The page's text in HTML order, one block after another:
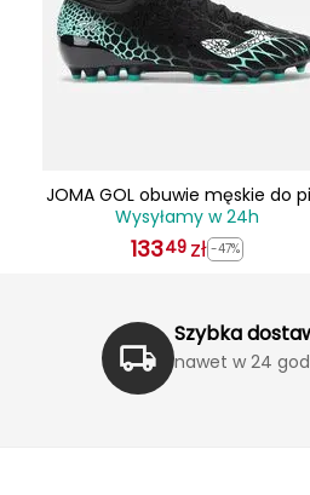
JOMA GOL obuwie męskie do
nożnej lanki GOLS2501AG czarne
Wysyłamy w 24h
13349 zł -47%
Szybka
nawet w 24